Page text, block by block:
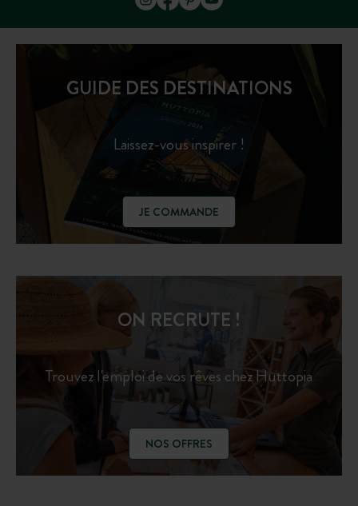
GUIDE DES DESTINATIONS
Laissez-vous inspirer !
JE COMMANDE
ON RECRUTE !
Trouvez l'emploi de vos rêves chez Huttopia
NOS OFFRES